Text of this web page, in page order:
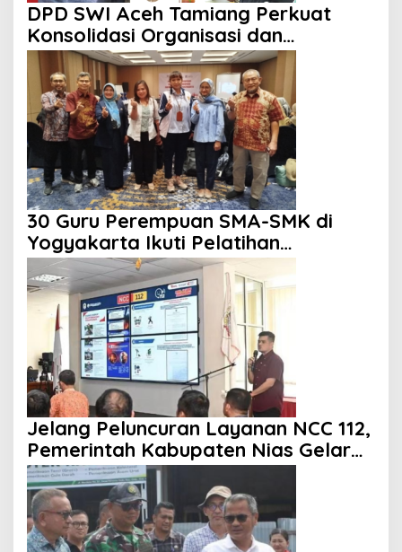
DPD SWI Aceh Tamiang Perkuat
Konsolidasi Organisasi dan
Kemitraan
30 Guru Perempuan SMA-SMK di
Yogyakarta Ikuti Pelatihan
Kepemimpinan
Jelang Peluncuran Layanan NCC 112,
Pemerintah Kabupaten Nias Gelar
Sosialisasi